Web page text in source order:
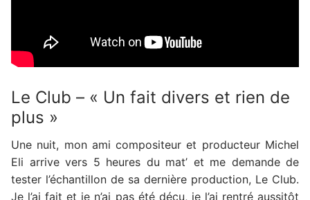
Le Club – « Un fait divers et rien de
plus »
Une nuit, mon ami compositeur et producteur Michel
Eli arrive vers 5 heures du mat’ et me demande de
tester l’échantillon de sa dernière production, Le Club.
Je l’ai fait et je n’ai pas été déçu, je l’ai rentré aussitôt